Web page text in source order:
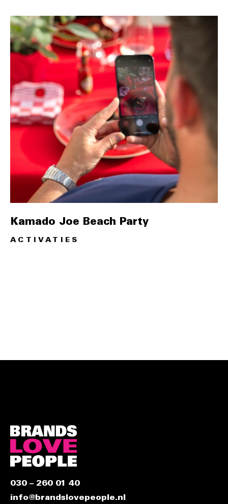
Kamado Joe Beach Party
ACTIVATIES
030 – 260 01 40
info@brandslovepeople.nl